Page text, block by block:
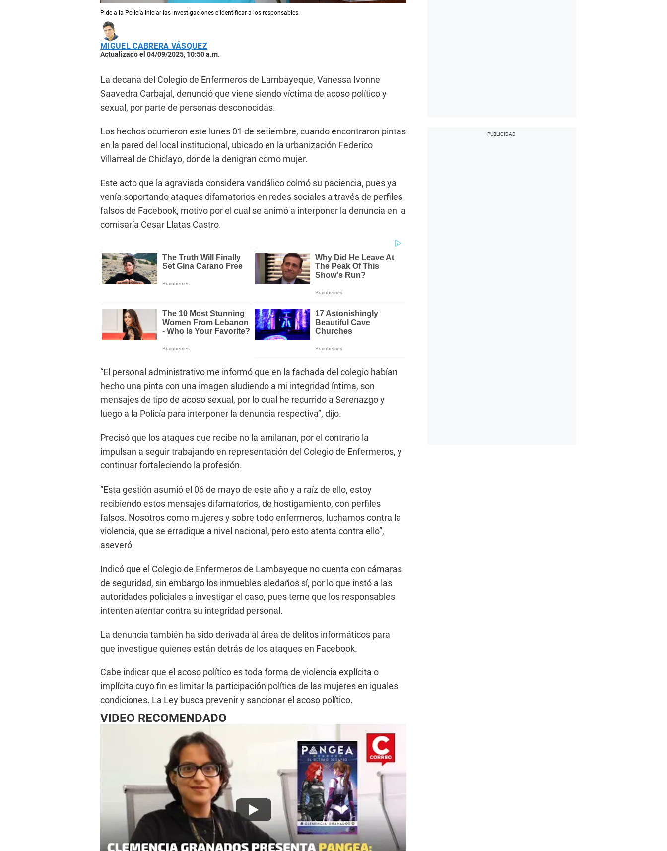
Pide a la Policía iniciar las investigaciones e identificar a los responsables.
MIGUEL CABRERA VÁSQUEZ
Actualizado el 04/09/2025, 10:50 a.m.
La decana del Colegio de Enfermeros de Lambayeque, Vanessa Ivonne
Saavedra Carbajal, denunció que viene siendo víctima de acoso político y
sexual, por parte de personas desconocidas.
Los hechos ocurrieron este lunes 01 de setiembre, cuando encontraron pintas
en la pared del local institucional, ubicado en la urbanización Federico
Villarreal de Chiclayo, donde la denigran como mujer.
Este acto que la agraviada considera vandálico colmó su paciencia, pues ya
venía soportando ataques difamatorios en redes sociales a través de perfiles
falsos de Facebook, motivo por el cual se animó a interponer la denuncia en la
comisaría Cesar Llatas Castro.
“El personal administrativo me informó que en la fachada del colegio habían
hecho una pinta con una imagen aludiendo a mi integridad íntima, son
mensajes de tipo de acoso sexual, por lo cual he recurrido a Serenazgo y
luego a la Policía para interponer la denuncia respectiva”, dijo.
Precisó que los ataques que recibe no la amilanan, por el contrario la
impulsan a seguir trabajando en representación del Colegio de Enfermeros, y
continuar fortaleciendo la profesión.
“Esta gestión asumió el 06 de mayo de este año y a raíz de ello, estoy
recibiendo estos mensajes difamatorios, de hostigamiento, con perfiles
falsos. Nosotros como mujeres y sobre todo enfermeros, luchamos contra la
violencia, que se erradique a nivel nacional, pero esto atenta contra ello”,
aseveró.
Indicó que el Colegio de Enfermeros de Lambayeque no cuenta con cámaras
de seguridad, sin embargo los inmuebles aledaños sí, por lo que instó a las
autoridades policiales a investigar el caso, pues teme que los responsables
intenten atentar contra su integridad personal.
La denuncia también ha sido derivada al área de delitos informáticos para
que investigue quienes están detrás de los ataques en Facebook.
Cabe indicar que el acoso político es toda forma de violencia explícita o
implícita cuyo fin es limitar la participación política de las mujeres en iguales
condiciones. La Ley busca prevenir y sancionar el acoso político.
VIDEO RECOMENDADO